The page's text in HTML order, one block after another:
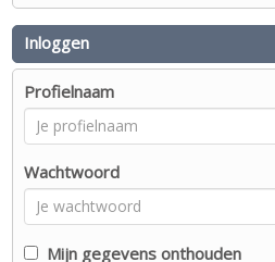
Inloggen
Profielnaam
Wachtwoord
Mijn gegevens onthouden